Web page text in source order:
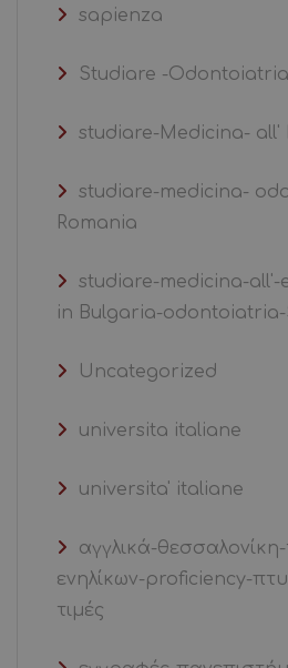
sapienza
Studiare -
studiare-Medicina- all'
studiare-medicina-
Romania
studiare-medicina-all'-
in Bulgaria-odontoiatria-
Uncategorized
universita italiane
universita' italiane
αγγλικά-
ενηλίκων-proficiency-
τιμές